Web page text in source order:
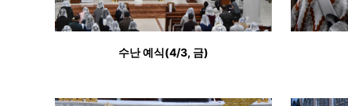
수난 예식(4/3, 금)